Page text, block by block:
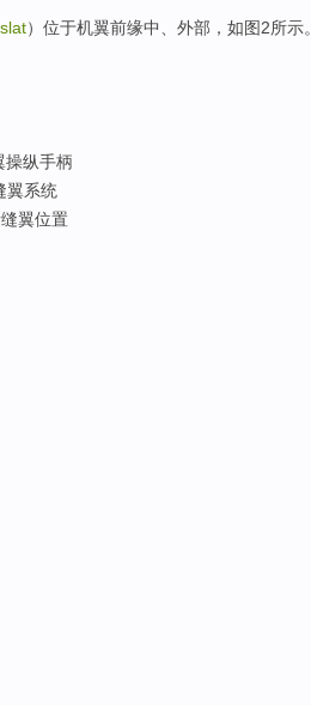
）位于机翼前缘中、外部，如图2所示
操纵手柄
翼系统
翼位置